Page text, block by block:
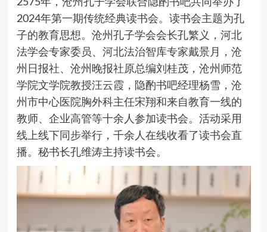
2024年第一期传统经典读书会。读书会主题为孔
子的教育思想。沧州孔子学会会长孔繁义，河北
法学会专家委员、河北法治智库专家戴景月，沧
州日报社、沧州晚报社原总编刘桂茂，沧州师范
学院文学院教授汪云霞，隐酌书吧经理杨雪，沧
州市中心医院胸外科主任宋翔和来自教育一线的
教师、企业高管等十余人参加读书会。活动采用
线上线下同步举行，千余人在线收看了读书会直
播。秘书长孔维涛主持读书会。